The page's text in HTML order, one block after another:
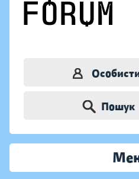
Пошук